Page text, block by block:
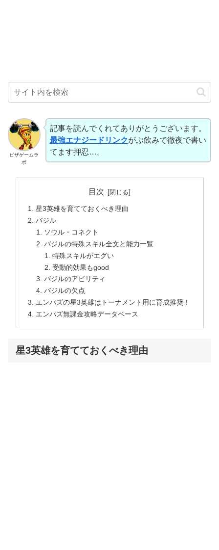
ピザゲームラ
ボ
記事を読んでくれてありがとうございます。
最強エナジードリンクがぶ飲みで徹夜で書い
てます押忍…。
目次
星3英雄を育てておくべき理由
バジル
ソウル・コネクト
バジルの特殊スキル全文と能力一覧
特殊スキルがエグい
受動的効果もgood
バジルのアビリティ
バジルの欠点
エンパズの星3英雄はトーナメント用に育成推奨！
エンパズ無課金攻略データベース
星3英雄を育てておくべき理由